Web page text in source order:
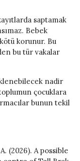
saptamak
Bebek
korunur. Bu
bu tür vakalar
nadir
çocuklara
bunun tekil
(2026). A possible